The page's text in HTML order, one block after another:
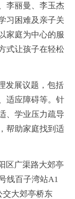
李丽曼、李玉杰
习困难及亲子关
家庭为中心的服
式让孩子在轻松
发展议题，包括
适应障碍等。针
、学业压力疏导
帮助家庭找到适
区广渠路大郊亭
线百子湾站A1
交大郊亭桥东